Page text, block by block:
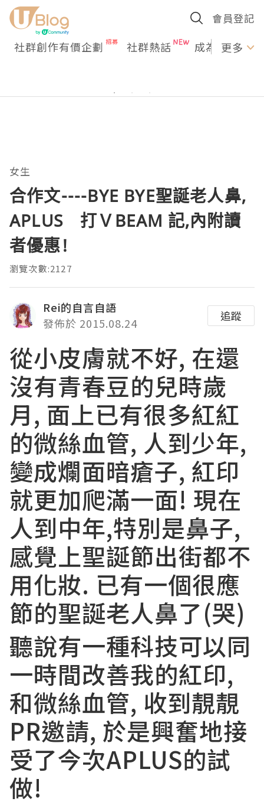
會員登記
社群創作有價企劃 社群熱話 成為U更多
女生
合作文----BYE BYE聖誕老人鼻,
APLUS 打ＶBEAM 記,內附讀
者優惠!
瀏覽次數:2127
Rei的自言自語
發佈於 2015.08.24
追蹤
從小皮膚就不好, 在還
沒有青春豆的兒時歲
月, 面上已有很多紅紅
的微絲血管, 人到少年,
變成爛面暗瘡子, 紅印
就更加爬滿一面! 現在
人到中年,特別是鼻子,
感覺上聖誕節出街都不
用化妝. 已有一個很應
節的聖誕老人鼻了(哭)
聽說有一種科技可以同
一時間改善我的紅印,
和微絲血管, 收到靚靚
PR邀請, 於是興奮地接
受了今次APLUS的試
做!